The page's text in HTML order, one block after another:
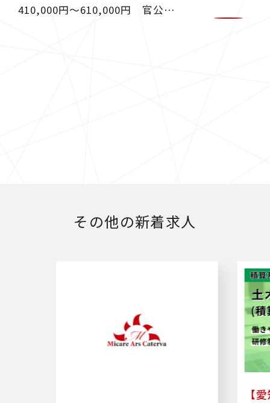
410,000円〜610,000円 官公庁
その他の新着求人
【